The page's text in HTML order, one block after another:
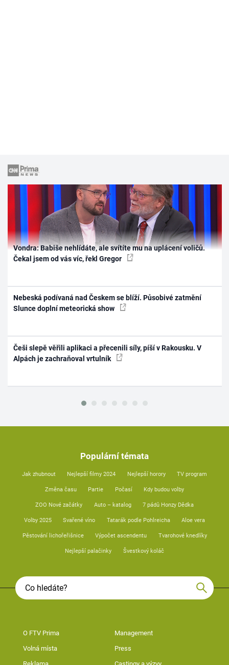
Vondra: Babiše nehlídáte, ale svítíte mu na uplácení voličů.
Čekal jsem od vás víc, řekl Gregor
Nebeská podívaná nad Českem se blíží. Působivé zatmění
Slunce doplní meteorická show
Češi slepě věřili aplikaci a přecenili síly, píší v Rakousku. V
Alpách je zachraňoval vrtulník
Populární témata
Jak zhubnout Nejlepší filmy 2024 Nejlepší horory TV program
Změna času Partie Počasí Kdy budou volby
ZOO Nové začátky Auto – katalog 7 pádů Honzy Dědka
Volby 2025 Svařené víno Tatarák podle Pohlreicha Aloe vera
Pěstování lichořeřišnice Výpočet ascendentu Tvarohové knedlíky
Nejlepší palačinky Švestkový koláč
O FTV Prima Management
Volná místa Press